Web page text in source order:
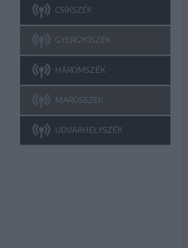
CSÍKSZÉK
GYERGYÓSZÉK
HÁROMSZÉK
MAROSSZÉK
UDVARHELYSZÉK